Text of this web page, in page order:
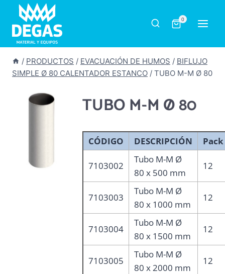
Saltar
contenido
0
/ PRODUCTOS / EVACUACIÓN DE HUMOS / BIFLUJO
SIMPLE Ø 80 CALENTADOR ESTANCO / TUBO M-M Ø 80
TUBO M-M Ø 80
CÓDIGO DESCRIPCIÓN Pack
7103002
Tubo M-M Ø
80 x 500 mm
12
7103003
Tubo M-M Ø
80 x 1000 mm
12
7103004
Tubo M-M Ø
80 x 1500 mm
12
7103005
Tubo M-M Ø
80 x 2000 mm
12